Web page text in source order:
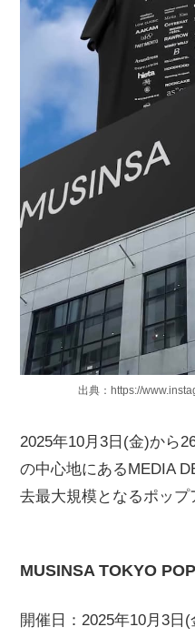
出典：https://
2025年10月3日(金)から
の中心地にあるMEDIA
去最大規模となるポップ
MUSINSA TOKYO
開催日：2025年10月3日